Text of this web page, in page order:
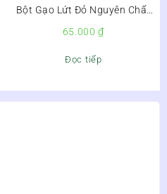
Bột Gạo Lứt Đỏ Nguyên Chất
65.000₫
Đọc tiếp